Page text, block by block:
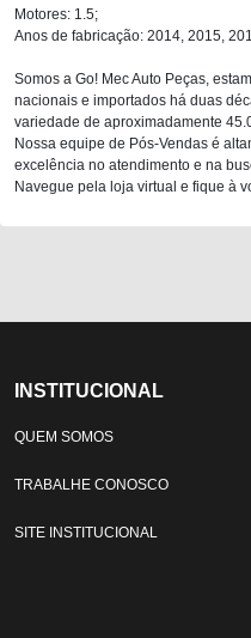
Motores: 1.5;
Anos de fabricação: 2014, 2015,
Somos a Go! Mec Auto Peças,
nacionais e importados há duas
variedade de aproximadamente
Nossa equipe de Pós-Vendas é
excelência no atendimento e na
Navegue pela loja virtual e fique à
INSTITUCIONAL
QUEM SOMOS
TRABALHE CONOSCO
SITE INSTITUCIONAL